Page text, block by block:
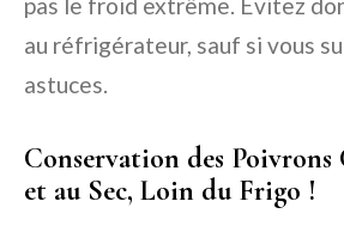
pas le froid extrême. Évitez
au réfrigérateur, sauf si vous
astuces.
Conservation des Poivrons
et au Sec, Loin du Frigo !